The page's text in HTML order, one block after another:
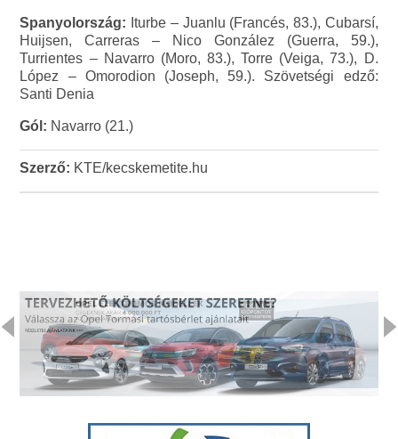
Spanyolország: Iturbe – Juanlu (Francés, 83.), Cubarsí,
Huijsen, Carreras – Nico González (Guerra, 59.),
Turrientes – Navarro (Moro, 83.), Torre (Veiga, 73.), D.
López – Omorodion (Joseph, 59.). Szövetségi edző:
Santi Denia
Gól: Navarro (21.)
Szerző: KTE/kecskemetite.hu